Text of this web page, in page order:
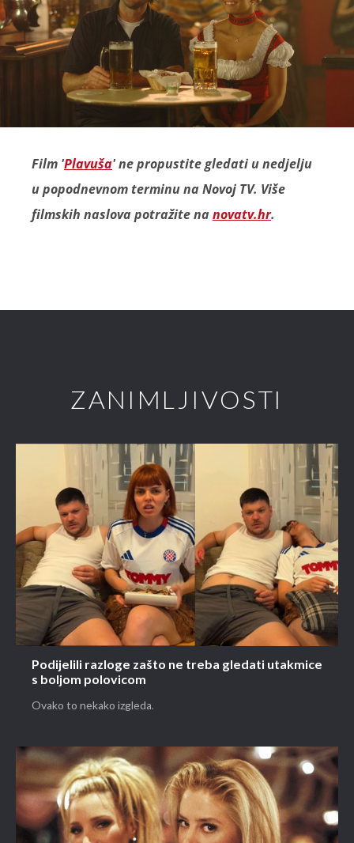
Film 'Plavuša' ne propustite gledati u nedjelju
u popodnevnom terminu na Novoj TV. Više
filmskih naslova potražite nanovatv.hr.
ZANIMLJIVOSTI
Podijelili razloge zašto ne treba gledati utakmice
s boljom polovicom
Ovako to nekako izgleda.